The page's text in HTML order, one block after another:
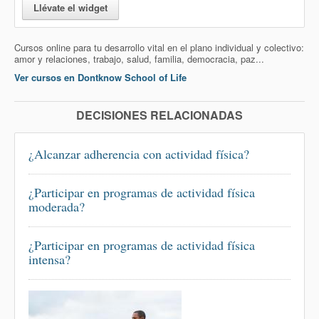
Llévate el widget
Cursos online para tu desarrollo vital en el plano individual y colectivo:
amor y relaciones, trabajo, salud, familia, democracia, paz...
Ver cursos en Dontknow School of Life
DECISIONES RELACIONADAS
¿Alcanzar adherencia con actividad física?
¿Participar en programas de actividad física
moderada?
¿Participar en programas de actividad física
intensa?